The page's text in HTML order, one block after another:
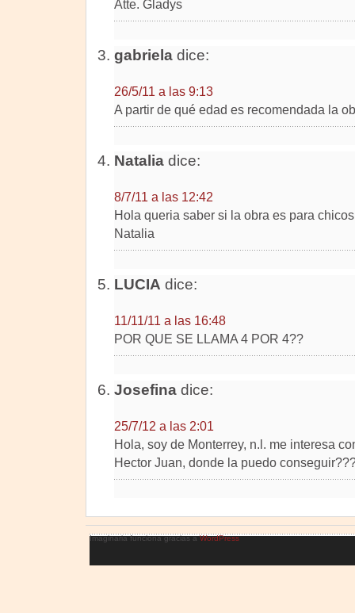
Atte. Gladys
gabrieladice:
26/5/11 a las 9:13
A partir de qué edad es recomendada la
Nataliadice:
8/7/11 a las 12:42
Hola queria saber si la obra es para
Natalia
LUCIA dice:
11/11/11 a las 16:48
POR QUE SE LLAMA 4 POR 4??
Josefinadice:
25/7/12 a las 2:01
Hola, soy de Monterrey, n.l. me interesa
Hector Juan, donde la puedo
Imaginaria funciona gracias aWordPress